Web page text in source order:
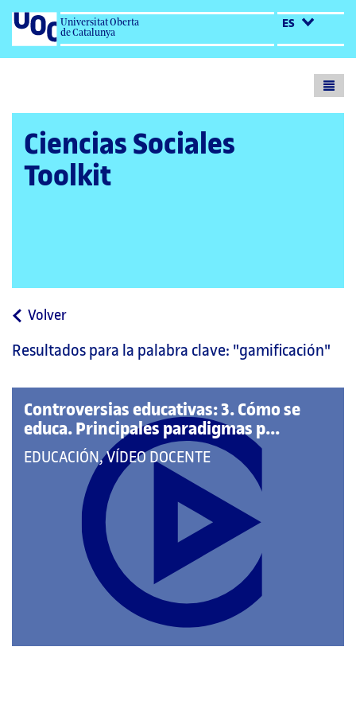
Universitat Oberta
de Catalunya
ES
Ciencias Sociales
Toolkit
Volvera
página
Resultados para la palabra clave: "gamificación"
Controversias educativas: 3. Cómo se
educa. Principales paradigmas p...
QUE
PERTENECE
CATEGORÍAS:
EDUCACIÓN, VÍDEO DOCENTE